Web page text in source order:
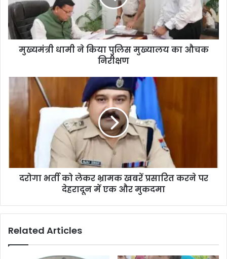
मुख्यमंत्री धामी ने किया पुलिस मुख्यालय का औचक
निरीक्षण
दरोगा भर्ती को लेकर भ्रामक खबरें प्रसारित करने पर
देहरादून में एक और मुकदमा
Related Articles